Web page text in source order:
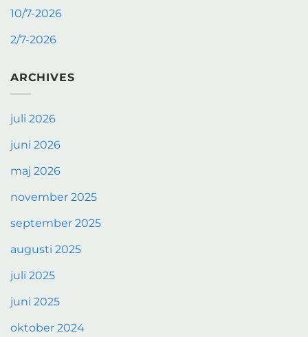
10/7-2026
2/7-2026
ARCHIVES
juli 2026
juni 2026
maj 2026
november 2025
september 2025
augusti 2025
juli 2025
juni 2025
oktober 2024